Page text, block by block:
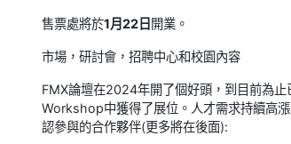
售票處將於1月22日 開業。
市場，研討會，招聘中心和校園內容
FMX論壇在2024年開了個好頭，到目前為
Workshop中獲得了展位。人才需求持續高
認參與的合作夥伴(更多將在後面):